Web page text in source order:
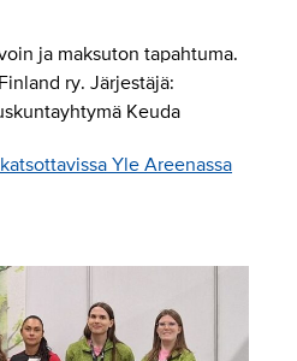
ja maksuton tapahtuma.
ry. Järjestäjä:
Keuda
Yle Areenassa